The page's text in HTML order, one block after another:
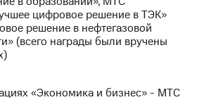
цифровое решение в ТЭК»
решение в нефтегазовой
(всего награды были вручены
«Экономика и бизнес» - МТС